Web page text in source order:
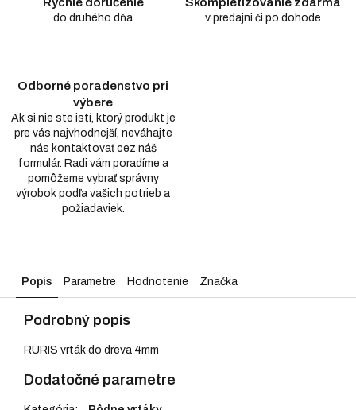
do druhého dňa v predajni či po dohode
Odborné poradenstvo pri
výbere
Ak si nie ste istí, ktorý produkt je
pre vás najvhodnejší, neváhajte
nás kontaktovať cez náš
formulár. Radi vám poradíme a
pomôžeme vybrať správny
výrobok podľa vašich potrieb a
požiadaviek.
Popis Parametre Hodnotenie Značka
Podrobný popis
RURIS vrták do dreva 4mm
Dodatočné parametre